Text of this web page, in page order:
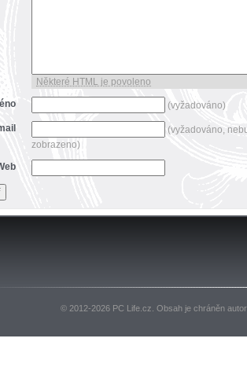
Některé HTML je povoleno
(vyžadováno)
(vyžadováno,
zobrazeno)
© 2012-2026 PC Life.cz. Obsah je chráněn